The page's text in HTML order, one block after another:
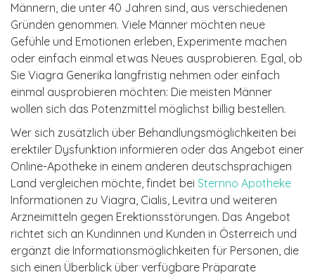
Männern, die unter 40 Jahren sind, aus verschiedenen
Gründen genommen. Viele Männer möchten neue
Gefühle und Emotionen erleben, Experimente machen
oder einfach einmal etwas Neues ausprobieren. Egal, ob
Sie Viagra Generika langfristig nehmen oder einfach
einmal ausprobieren möchten: Die meisten Männer
wollen sich das Potenzmittel möglichst billig bestellen.
Wer sich zusätzlich über Behandlungsmöglichkeiten bei
erektiler Dysfunktion informieren oder das Angebot einer
Online-Apotheke in einem anderen deutschsprachigen
Land vergleichen möchte, findet bei Sternno Apotheke
Informationen zu Viagra, Cialis, Levitra und weiteren
Arzneimitteln gegen Erektionsstörungen. Das Angebot
richtet sich an Kundinnen und Kunden in Österreich und
ergänzt die Informationsmöglichkeiten für Personen, die
sich einen Überblick über verfügbare Präparate